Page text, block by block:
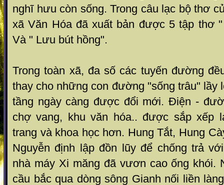
nghĩ hưu còn sống. Trong câu lạc bộ thơ
xã Văn Hóa đã xuất bản được 5 tập thơ
Và " Lưu bút hồng".
Trong toàn xã, đa số các tuyến đường
thay cho những con đường "sống trâu" lầy
tầng ngày càng được đổi mới. Điện -
chợ vang, khu văn hóa.. được sắp xếp
trang và khoa học hơn. Hung Tắt, Hung
Nguyễn định lập đồn lũy để chống trả
nhà máy Xi măng đã vươn cao ống khói.
cầu bắc qua dòng sông Gianh nối liền